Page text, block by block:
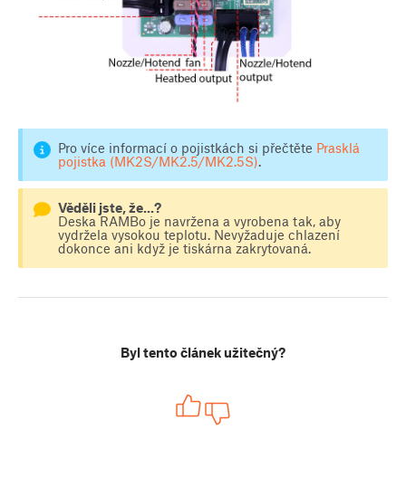
Pro více informací o pojistkách si přečtěte Prasklá
pojistka (MK2S/MK2.5/MK2.5S)
Věděli jste, že...?
Deska RAMBo je navržena a vyrobena tak, aby
vydržela vysokou teplotu. Nevyžaduje chlazení
dokonce ani když je tiskárna zakrytovaná.
Byl tento článek užitečný?